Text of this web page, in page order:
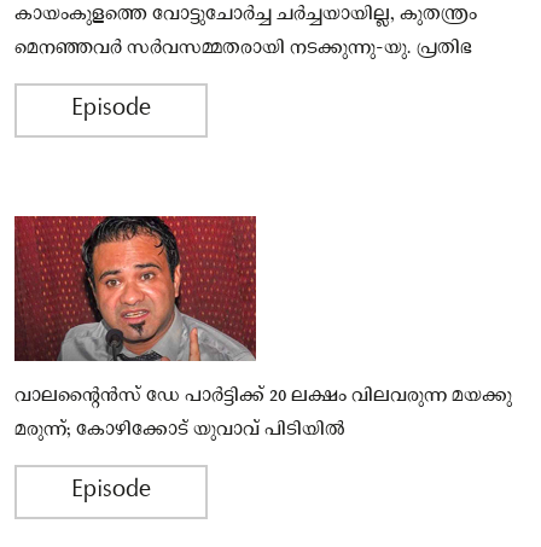
കായംകുളത്തെ വോട്ടുചോര്‍ച്ച ചര്‍ച്ചയായില്ല, കുതന്ത്രം
മെനഞ്ഞവര്‍ സര്‍വസമ്മതരായി നടക്കുന്നു-യു. പ്രതിഭ
Episode
വാലന്റൈൻസ് ഡേ പാർട്ടിക്ക് 20 ലക്ഷം വിലവരുന്ന മയക്കു
മരുന്ന്; കോഴിക്കോട് യുവാവ് പിടിയിൽ
Episode